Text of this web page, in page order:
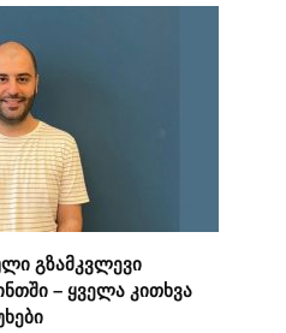
გზამკვლევი
– ყველა კითხვა